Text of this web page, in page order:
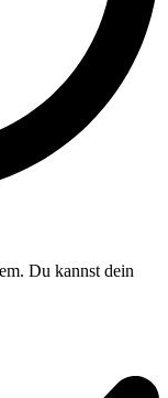
Du kannst dein